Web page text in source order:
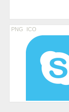
PNG ICO